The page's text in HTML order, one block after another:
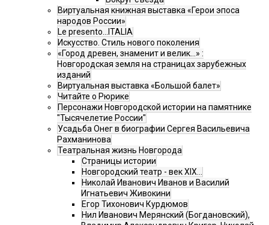
Виртуальная книжная выставка «Герои эпоса
народов России»
Le presento...ITALIA
Искусство. Стиль нового поколения
«Город древен, знаменит и велик…» :
Новгородская земля на страницах зарубежных
изданий
Виртуальная выставка «Большой балет»
Читайте о Рюрике
Персонажи Новгородской истории на памятнике
"Тысячелетие России"
Усадьба Онег в биографии Сергея Васильевича
Рахманинова
Театральная жизнь Новгорода
Страницы истории
Новгородский театр - век XIX…
Николай Иванович Иванов и Василий
Игнатьевич Живокини
Егор Тихонович Курдюмов
Нил Иванович Мерянский (Богдановский),